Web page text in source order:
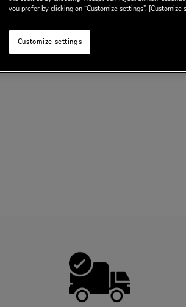
you prefer by clicking on “Customize settings”.
Customize settings